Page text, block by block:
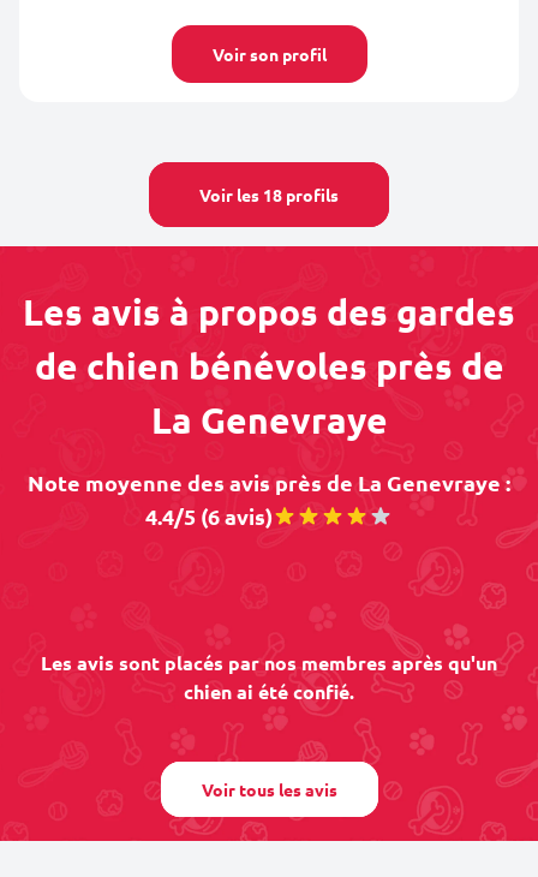
Voir son profil
Voir les 18 profils
Les avis à propos des gardes
de chien bénévoles près de
La Genevraye
Note moyenne des avis près de La Genevraye :
4.4/5 (6 avis)
Les avis sont placés par nos membres après qu'un
chien ai été confié.
Voir tous les avis